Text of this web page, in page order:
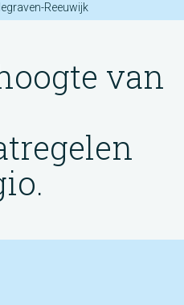
Reeuwijk
van